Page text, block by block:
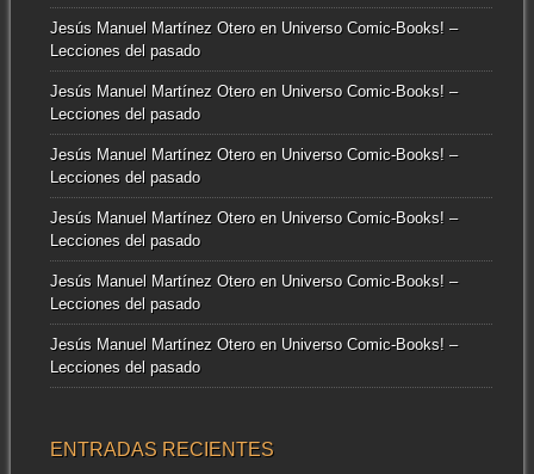
Jesús Manuel Martínez Oteroen Universo Comic-Books! –
Lecciones del pasado
Jesús Manuel Martínez Oteroen Universo Comic-Books! –
Lecciones del pasado
Jesús Manuel Martínez Oteroen Universo Comic-Books! –
Lecciones del pasado
Jesús Manuel Martínez Oteroen Universo Comic-Books! –
Lecciones del pasado
Jesús Manuel Martínez Oteroen Universo Comic-Books! –
Lecciones del pasado
Jesús Manuel Martínez Oteroen Universo Comic-Books! –
Lecciones del pasado
ENTRADAS RECIENTES